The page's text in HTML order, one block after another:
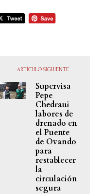
ARTÍCULO SIGUIENTE
Supervisa
Pepe
Chedraui
labores de
drenado en
el Puente
de Ovando
para
restablecer
la
circulación
segura